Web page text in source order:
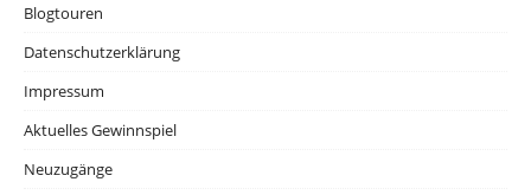
Blogtouren
Datenschutzerklärung
Impressum
Aktuelles Gewinnspiel
Neuzugänge